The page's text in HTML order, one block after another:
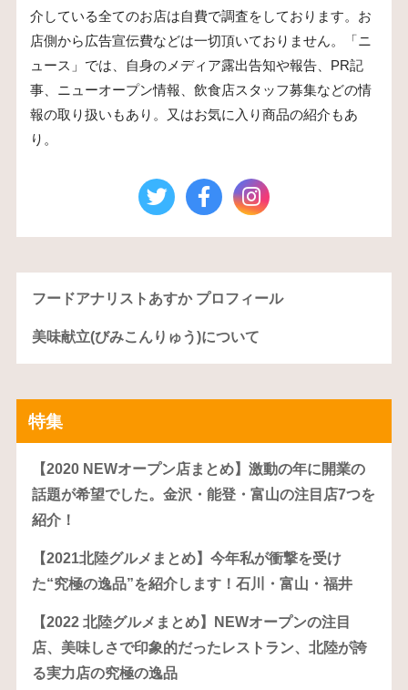
介している全てのお店は自費で調査をしております。お
店側から広告宣伝費などは一切頂いておりません。「ニ
ュース」では、自身のメディア露出告知や報告、PR記
事、ニューオープン情報、飲食店スタッフ募集などの情
報の取り扱いもあり。又はお気に入り商品の紹介もあ
り。
フードアナリストあすか プロフィール
美味献立(びみこんりゅう)について
特集
【2020 NEWオープン店まとめ】激動の年に開業の
話題が希望でした。金沢・能登・富山の注目店7つを
紹介！
【2021北陸グルメまとめ】今年私が衝撃を受け
た“究極の逸品”を紹介します！石川・富山・福井
【2022 北陸グルメまとめ】NEWオープンの注目
店、美味しさで印象的だったレストラン、北陸が誇
る実力店の究極の逸品